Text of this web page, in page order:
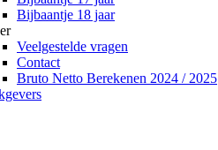
Bijbaantje 18 jaar
Veelgestelde vragen
Contact
Bruto Netto Berekenen 2024 / 2025